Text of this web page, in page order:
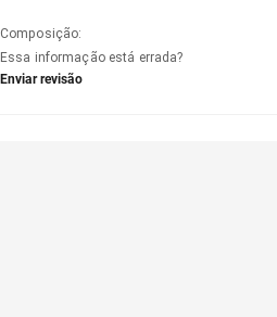
Composição:
Essa informação está errada?
Enviar revisão